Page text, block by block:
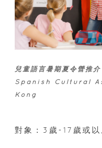
兒童語言暑期夏令營推介
Spanish Cultural
Kong
對象：3歲-17歲或以